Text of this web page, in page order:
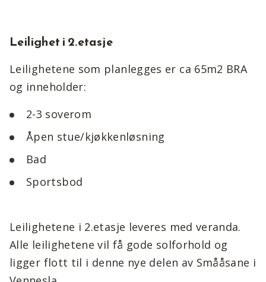
Leilighet i 2.etasje
Leilighetene som planlegges er ca 65m2 BRA
og inneholder:
2-3 soverom
Åpen stue/kjøkkenløsning
Bad
Sportsbod
Leilighetene i 2.etasje leveres med veranda.
Alle leilighetene vil få gode solforhold og
ligger flott til i denne nye delen av Smååsane i